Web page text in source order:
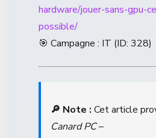
hardware/jouer-sans-gpu-
possible/
🎯 Campagne : IT (ID: 328)
🔎 Note : Cet article
Canard PC–